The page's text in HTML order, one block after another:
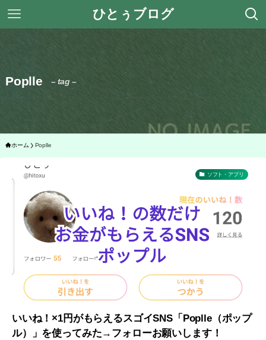
ひとぅブログ
Poplle – tag –
ホーム Poplle
ソフト・アプリ
いいね！×1円がもらえるスゴイSNS「Poplle（ポップ
ル）」を使ってみた→フォローお願いします！